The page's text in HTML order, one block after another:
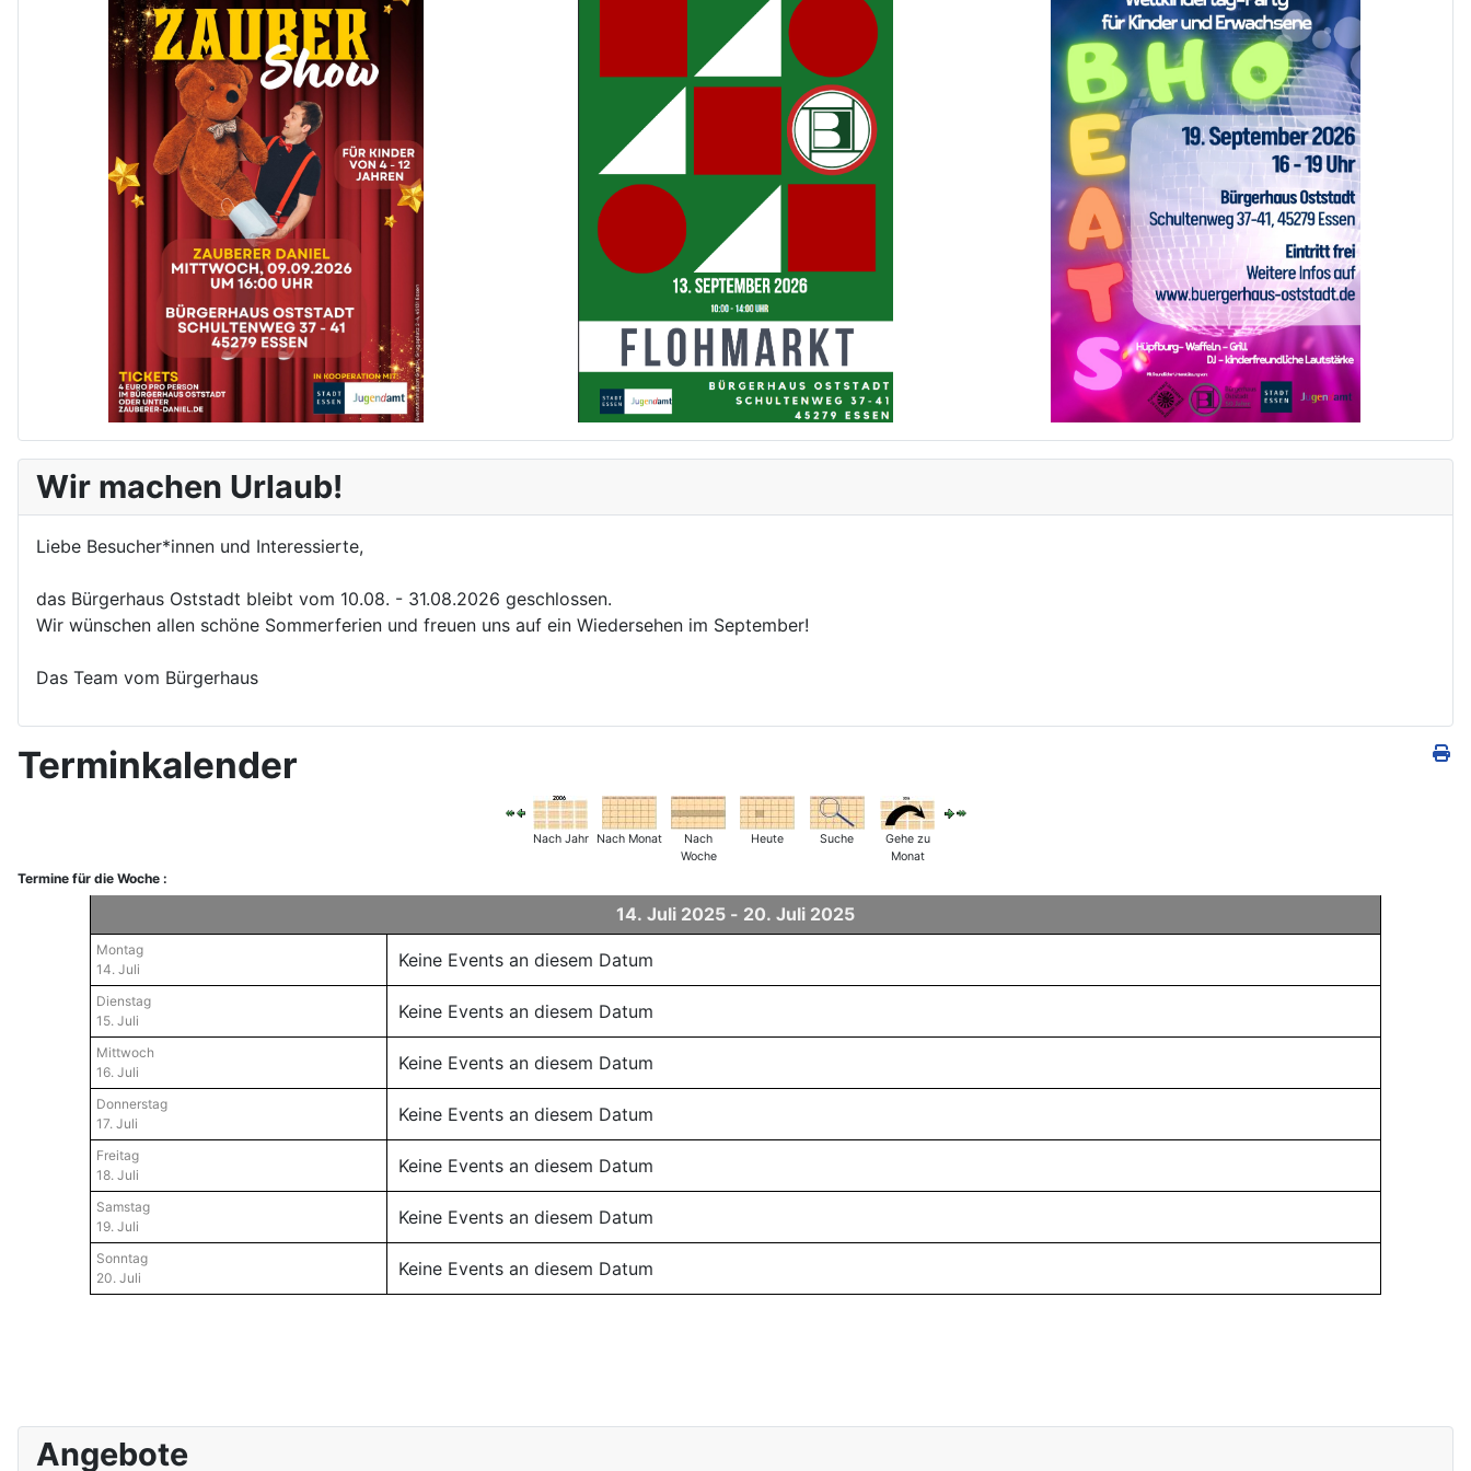
Wir machen Urlaub!
Liebe Besucher*innen und Interessierte,
das Bürgerhaus Oststadt bleibt vom 10.08. - 31.08.2026 geschlossen.
Wir wünschen allen schöne Sommerferien und freuen uns auf ein Wiedersehen im September!
Das Team vom Bürgerhaus
Terminkalender
Nach Jahr Nach Monat
Nach
Woche
Heute Suche
Gehe zu
Monat
Termine für die Woche :
14. Juli 2025 - 20. Juli 2025
Montag
14. Juli
Keine Events an diesem Datum
Dienstag
15. Juli
Keine Events an diesem Datum
Mittwoch
16. Juli
Keine Events an diesem Datum
Donnerstag
17. Juli
Keine Events an diesem Datum
Freitag
18. Juli
Keine Events an diesem Datum
Samstag
19. Juli
Keine Events an diesem Datum
Sonntag
20. Juli
Keine Events an diesem Datum
Angebote